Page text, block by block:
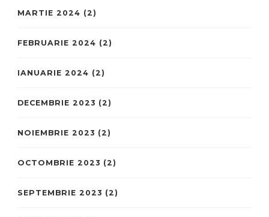
MARTIE 2024 (2)
FEBRUARIE 2024 (2)
IANUARIE 2024 (2)
DECEMBRIE 2023 (2)
NOIEMBRIE 2023 (2)
OCTOMBRIE 2023 (2)
SEPTEMBRIE 2023 (2)